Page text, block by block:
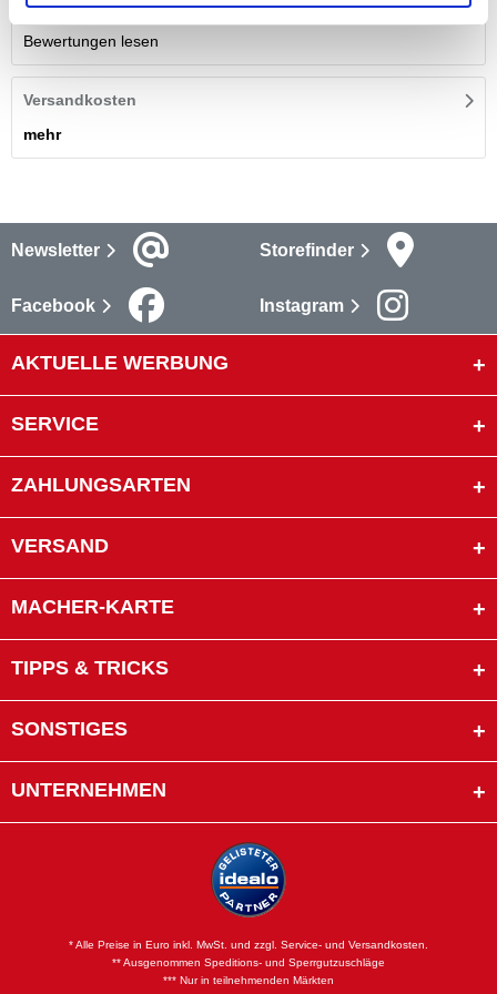
Bewertungen (1)
Bewertungen lesen
Versandkosten
mehr
Newsletter Storefinder
Facebook Instagram
AKTUELLE WERBUNG
SERVICE
ZAHLUNGSARTEN
VERSAND
MACHER-KARTE
TIPPS & TRICKS
SONSTIGES
UNTERNEHMEN
* Alle Preise in Euro inkl. MwSt. und zzgl. Service- und Versandkosten.
** Ausgenommen Speditions- und Sperrgutzuschläge
*** Nur in teilnehmenden Märkten